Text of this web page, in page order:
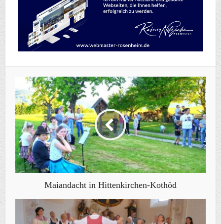
Maiandacht in Hittenkirchen-Kothöd